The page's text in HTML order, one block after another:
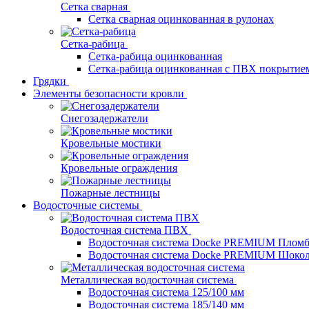
Сетка сварная
Сетка сварная оцинкованная в рулонах
Сетка-рабица
Сетка-рабица оцинкованная
Сетка-рабица оцинкованная с ПВХ
Грядки
Элементы безопасности кровли
Снегозадержатели
Кровельные мостики
Кровельные ограждения
Пожарные лестницы
Водосточные системы
Водосточная система ПВХ
Водосточная система Docke PREMIUM
Водосточная система Docke PREMIUM
Металлическая водосточная система
Водосточная система 125/100 мм
Водосточная система 185/140 мм